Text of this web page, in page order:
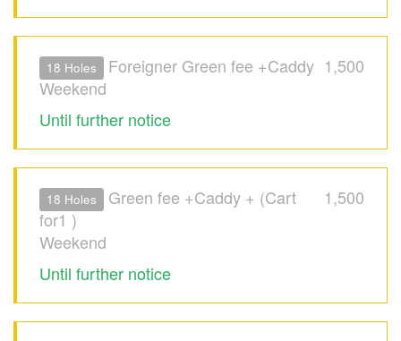
1,500
18 Holes
Foreigner Green fee +Caddy
Weekend
Until further notice
1,500
18 Holes
Green fee +Caddy + (Cart
for1 )
Weekend
Until further notice